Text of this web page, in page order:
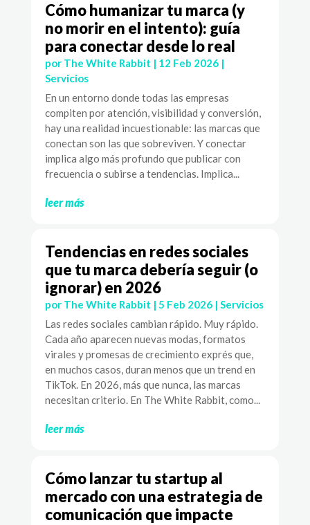
Cómo humanizar tu marca (y
no morir en el intento): guía
para conectar desde lo real
por The White Rabbit | 12 Feb 2026|
Servicios
En un entorno donde todas las empresas
compiten por atención, visibilidad y conversión,
hay una realidad incuestionable: las marcas que
conectan son las que sobreviven. Y conectar
implica algo más profundo que publicar con
frecuencia o subirse a tendencias. Implica...
leer más
Tendencias en redes sociales
que tu marca debería seguir (o
ignorar) en 2026
por The White Rabbit | 5 Feb 2026| Servicios
Las redes sociales cambian rápido. Muy rápido.
Cada año aparecen nuevas modas, formatos
virales y promesas de crecimiento exprés que,
en muchos casos, duran menos que un trend en
TikTok. En 2026, más que nunca, las marcas
necesitan criterio. En The White Rabbit, como...
leer más
Cómo lanzar tu startup al
mercado con una estrategia de
comunicación que impacte